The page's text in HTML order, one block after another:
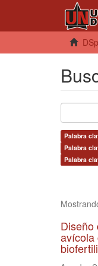
Palabra
Palabra
Palabra
Diseño
avícola